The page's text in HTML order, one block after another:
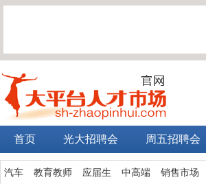
首页 光大招聘会 周五招聘会
汽车 教育教师 应届生 中高端 销售市场